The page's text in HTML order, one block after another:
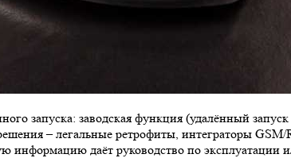
запуска: заводская функция (удалённый
– легальные ретрофиты, интеграторы
информацию даёт руководство по эксплуатации